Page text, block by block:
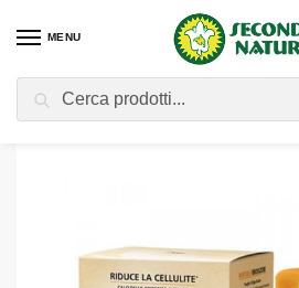
MENU
Home / Shop / Cosmesi